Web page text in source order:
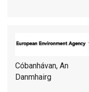
Cóbanhávan, An
Danmhairg